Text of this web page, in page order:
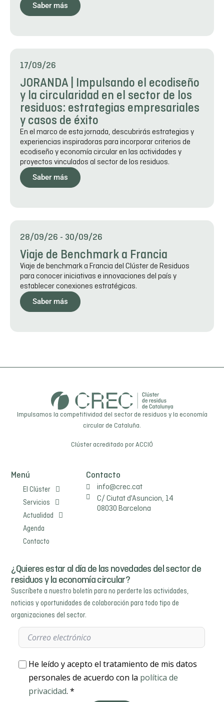
Saber más
17/09/26
JORANDA | Impulsando el ecodiseño
y la circularidad en el sector de los
residuos: estrategias empresariales
y casos de éxito
En el marco de esta jornada, descubrirás estrategias y
experiencias inspiradoras para incorporar criterios de
ecodiseño y economía circular en las actividades y
proyectos vinculados al sector de los residuos.
Saber más
28/09/26 - 30/09/26
Viaje de Benchmark a Francia
Viaje de benchmark a Francia del Clúster de Residuos
para conocer iniciativas e innovaciones del país y
establecer conexiones estratégicas.
Saber más
Impulsamos la competitividad del sector de residuos y la economía
circular de Cataluña.
Clúster acreditado porACCIÓ
Menú
El Clúster
Servicios
Actualidad
Agenda
Contacto
Contacto
info@crec.cat
C/ Ciutat d'Asuncion, 14
08030 Barcelona
¿Quieres estar al día de las novedades del sector de
residuos y la economía circular?
Suscríbete a nuestro boletín para no perderte las actividades,
noticias y oportunidades de colaboración para todo tipo de
organizaciones del sector.